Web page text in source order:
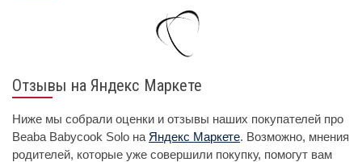
Отзывы на Яндекс Маркете
Ниже мы собрали оценки и отзывы наших покупателей про
Beaba Babycook Solo на Яндекс Маркете. Возможно, мнения
родителей, которые уже совершили покупку, помогут вам